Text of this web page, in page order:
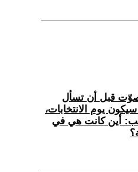
يصوّت قبل أن تسأل
يوم الانتخابات،
أين كانت هي في